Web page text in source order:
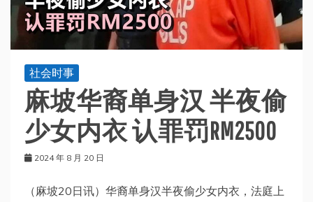
社会时事
麻坡华裔单身汉 半夜偷
少女内衣 认罪罚RM2500
2024 年 8 月 20 日
（麻坡20日讯）华裔单身汉半夜偷少女内衣，法庭上